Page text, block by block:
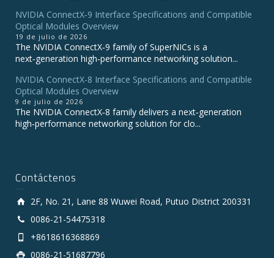
NVIDIA ConnectX‑9 Interface Specifications and Compatible
Optical Modules Overview
19 de julio de 2026
The NVIDIA ConnectX‑9 family of SuperNICs is a
next‑generation high‑performance networking solution...
NVIDIA ConnectX-8 Interface Specifications and Compatible
Optical Modules Overview
9 de julio de 2026
The NVIDIA ConnectX‑8 family delivers a next‑generation
high‑performance networking solution for clo...
Contáctenos
2F, No. 21, Lane 88 Wuwei Road, Putuo District 200331
0086-21-54475318
+8618616368869
0086-21-51687796